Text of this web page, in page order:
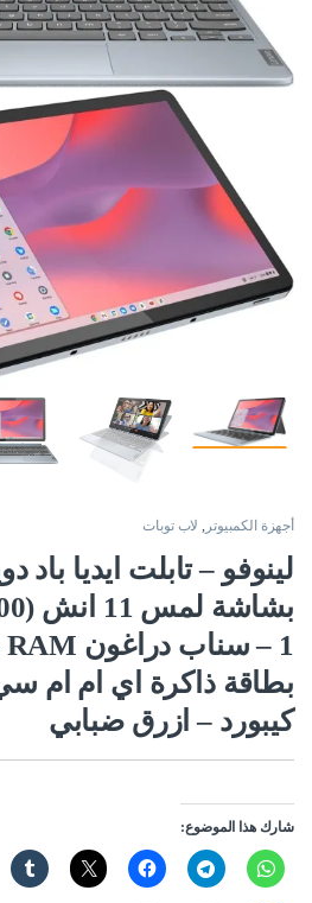
أجهزة الكمبيوتر , لاب توبات
كيبورد – ازرق ضبابي
شارك هذا الموضوع: